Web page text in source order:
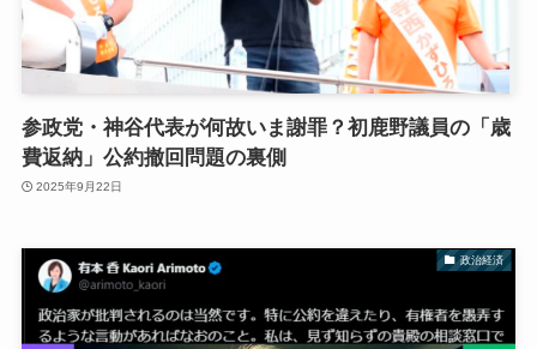
参政党・神谷代表が何故いま謝罪？初鹿野議員の「歳
費返納」公約撤回問題の裏側
2025年9月22日
政治経済